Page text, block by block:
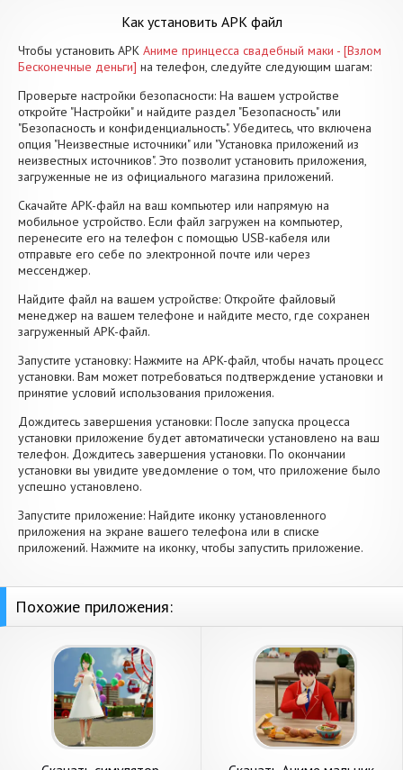
Как установить APK файл
Чтобы установить APK Аниме принцесса свадебный маки - [Взлом
Бесконечные деньги] на телефон, следуйте следующим шагам:
Проверьте настройки безопасности: На вашем устройстве
откройте "Настройки" и найдите раздел "Безопасность" или
"Безопасность и конфиденциальность". Убедитесь, что включена
опция "Неизвестные источники" или "Установка приложений из
неизвестных источников". Это позволит установить приложения,
загруженные не из официального магазина приложений.
Скачайте APK-файл на ваш компьютер или напрямую на
мобильное устройство. Если файл загружен на компьютер,
перенесите его на телефон с помощью USB-кабеля или
отправьте его себе по электронной почте или через
мессенджер.
Найдите файл на вашем устройстве: Откройте файловый
менеджер на вашем телефоне и найдите место, где сохранен
загруженный APK-файл.
Запустите установку: Нажмите на APK-файл, чтобы начать процесс
установки. Вам может потребоваться подтверждение установки и
принятие условий использования приложения.
Дождитесь завершения установки: После запуска процесса
установки приложение будет автоматически установлено на ваш
телефон. Дождитесь завершения установки. По окончании
установки вы увидите уведомление о том, что приложение было
успешно установлено.
Запустите приложение: Найдите иконку установленного
приложения на экране вашего телефона или в списке
приложений. Нажмите на иконку, чтобы запустить приложение.
Похожие приложения: